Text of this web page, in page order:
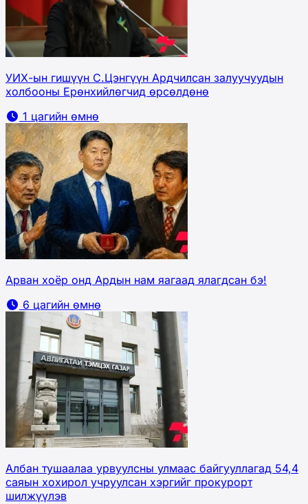
УИХ-ын гишүүн С.Цэнгүүн Ардчилсан залуучуудын
холбооны Ерөнхийлөгчид өрсөлдөнө
1 цагийн өмнө
Арван хоёр онд Ардын нам яагаад ялагдсан бэ!
6 цагийн өмнө
Албан тушаалаа урвуулсны улмаас байгууллагад 54,4
саяын хохирол учруулсан хэргийг прокурорт
шилжүүлэв